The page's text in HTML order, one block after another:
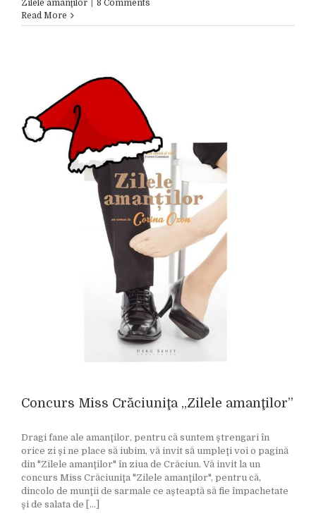
Zilele amanţilor
8 Comments
Read More
Concurs Miss Crăciuniţa „Zilele amanţilor”
Dragi fane ale amanţilor, pentru că suntem ştrengari în
orice zi şi ne place să iubim, vă invit să umpleţi voi o pagină
din "Zilele amanţilor" în ziua de Crăciun. Vă invit la un
concurs Miss Crăciuniţa "Zilele amanţilor", pentru că,
dincolo de munţii de sarmale ce aşteaptă să fie împachetate
şi de salata de [...]